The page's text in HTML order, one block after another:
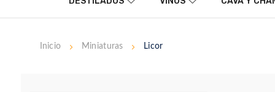
Inicio Miniaturas Licor